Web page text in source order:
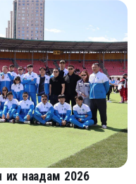
их наадам 2026